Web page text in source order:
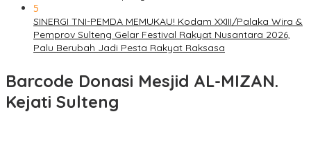
5
SINERGI TNI-PEMDA MEMUKAU! Kodam XXIII/Palaka Wira &
Pemprov Sulteng Gelar Festival Rakyat Nusantara 2026,
Palu Berubah Jadi Pesta Rakyat Raksasa
Barcode Donasi Mesjid AL-MIZAN.
Kejati Sulteng